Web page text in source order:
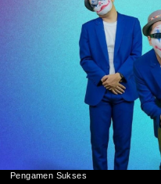
Pengamen Sukses